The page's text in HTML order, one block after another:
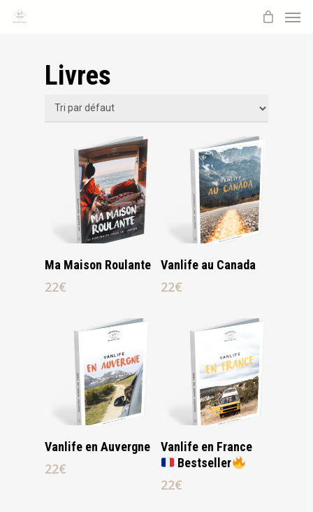
Skip
Livres
Lire La Suite
Ma Maison Roulante
22€
Lire La Suite
Vanlife au Canada
22€
Lire La Suite
Vanlife en Auvergne
22€
Lire La Suite
Vanlife en France
Bestseller
22€